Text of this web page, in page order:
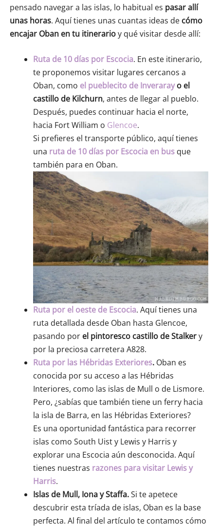
pensado navegar a las islas, lo habitual es pasar allí
unas horas. Aquí tienes unas cuantas ideas de cómo
encajar Oban en tu itinerarioy qué visitar desde allí:
Ruta de 10 días por Escocia. En este itinerario,
te proponemos visitar lugares cercanos a
Oban, como el pueblecito de Inverarayo el
castillo de Kilchurn, antes de llegar al pueblo.
Después, puedes continuar hacia el norte,
hacia Fort William o Glencoe.
Si prefieres el transporte público, aquí tienes
una ruta de 10 días por Escocia en bus que
también para en Oban.
Ruta por el oeste de Escocia. Aquí tienes una
ruta detallada desde Oban hasta Glencoe,
pasando por el pintoresco castillo de Stalkery
por la preciosa carretera A828.
Ruta por las Hébridas Exteriores. Oban es
conocida por su acceso a las Hébridas
Interiores, como las islas de Mull o de Lismore.
Pero, ¿sabías que también tiene un ferry hacia
la isla de Barra, en las Hébridas Exteriores?
Es una oportunidad fantástica para recorrer
islas como South Uist y Lewis y Harris y
explorar una Escocia aún desconocida. Aquí
tienes nuestras razones para visitar Lewis y
Harris.
Islas de Mull, Iona y Staffa.Si te apetece
descubrir esta tríada de islas, Oban es la base
perfecta. Al final del artículo te contamos cómo